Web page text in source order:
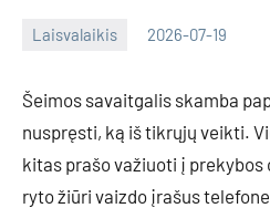
Laisvalaikis 2026-07-19
Šeimos savaitgalis skamba
nuspręsti, ką iš tikrųjų veikti.
kitas prašo važiuoti į
ryto žiūri vaizdo įrašus